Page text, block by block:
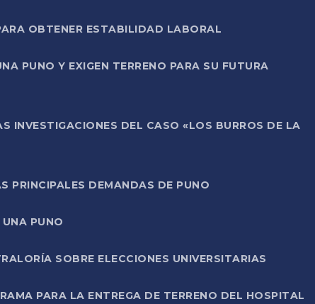
OBTENER ESTABILIDAD LABORAL
PUNO Y EXIGEN TERRENO PARA SU FUTURA
INVESTIGACIONES DEL CASO «LOS BURROS DE LA
PRINCIPALES DEMANDAS DE PUNO
PUNO
SOBRE ELECCIONES UNIVERSITARIAS
PARA LA ENTREGA DE TERRENO DEL HOSPITAL